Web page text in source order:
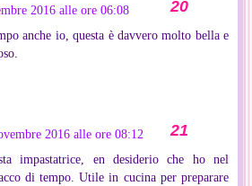
2016 alle ore 06:08
anche io, questa è davvero molto bella e
2016 alle ore 08:12
impastatrice, en desiderio che ho nel
di tempo. Utile in cucina per preparare